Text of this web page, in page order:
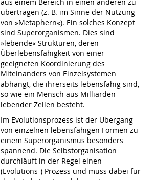
übertragen (z. B. im Sinne der Nutzung
von »Metaphern«). Ein solches Konzept
sind Superorganismen. Dies sind
»lebende« Strukturen, deren
Überlebensfähigkeit von einer
geeigneten Koordinierung des
Miteinanders von Einzelsystemen
abhängt, die ihrerseits lebensfähig sind,
so wie ein Mensch aus Milliarden
lebender Zellen besteht.
Im Evolutionsprozess ist der Übergang
von einzelnen lebensfähigen Formen zu
einem Superorganismus besonders
spannend. Die Selbstorganisation
durchläuft in der Regel einen
(Evolutions-) Prozess und muss dabei für